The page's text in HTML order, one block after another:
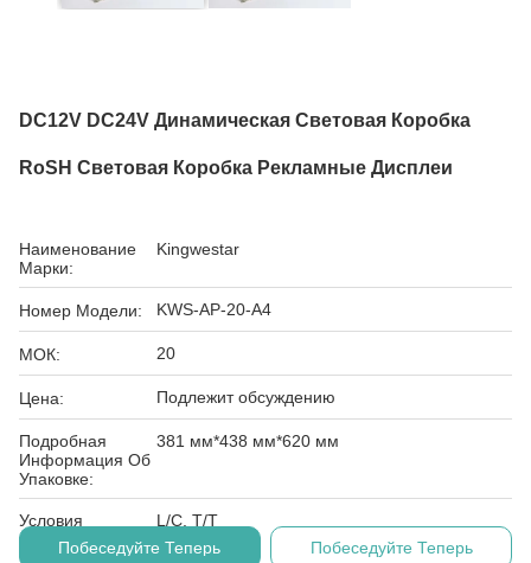
DC12V DC24V Динамическая Световая Коробка
RoSH Световая Коробка Рекламные Дисплеи
Наименование
Марки:
Kingwestar
Номер Модели: KWS-AP-20-A4
МОК: 20
Цена: Подлежит обсуждению
Подробная
Информация Об
Упаковке:
381 мм*438 мм*620 мм
Условия
Оплаты:
L/C, T/T
Побеседуйте Теперь
Побеседуйте Теперь